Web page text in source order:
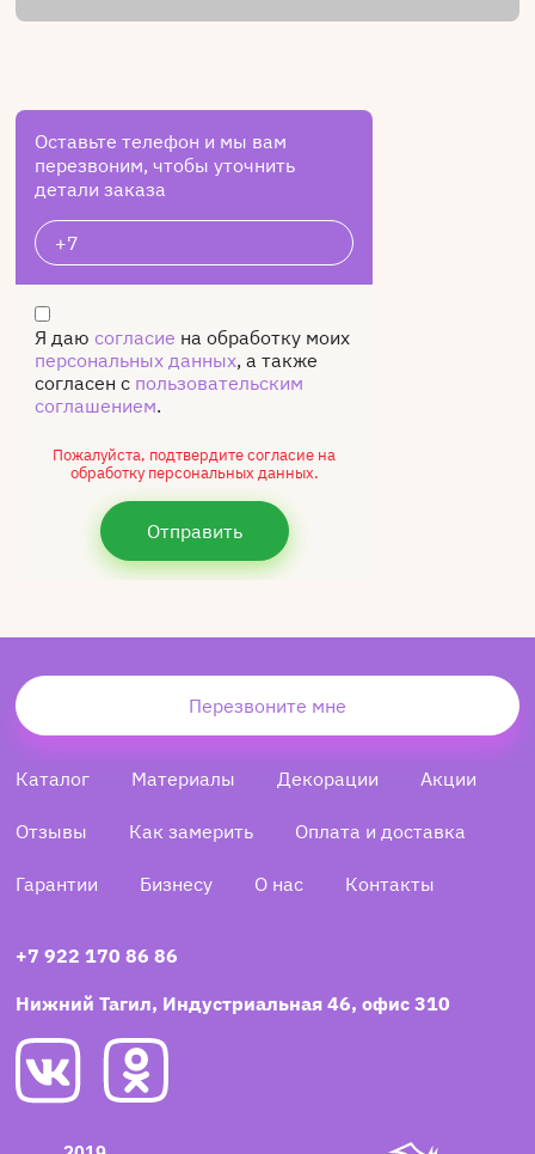
Оставьте телефон и мы вам
перезвоним, чтобы уточнить
детали заказа
Я даю согласие на обработку моих
персональных данных, а также
согласен с пользовательским
соглашением.
Пожалуйста, подтвердите согласие на
обработку персональных данных.
Отправить
Перезвоните мне
Каталог Материалы Декорации Акции
Отзывы Как замерить Оплата и доставка
Гарантии Бизнесу О нас Контакты
+7 922 170 86 86
Нижний Тагил, Индустриальная 46, офис 310